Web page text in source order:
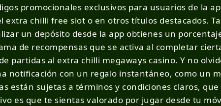
promocionales exclusivos para usuarios de la
extra chilli free slot o en otros títulos destacados.
un depósito desde la app obtienes un
de recompensas que se activa al completar
partidas al extra chilli megaways casino. Y no
notificación con un regalo instantáneo, como un
están sujetas a términos y condiciones claros,
es que te sientas valorado por jugar desde tu